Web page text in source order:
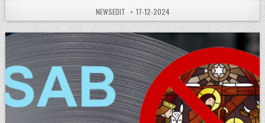
AUTHOR:
NEWSEDIT PUBLISHED DATE:
17-12-2024